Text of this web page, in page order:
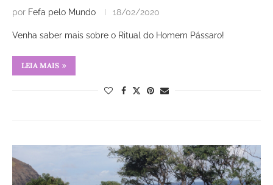
por Fefa pelo Mundo 18/02/2020
Venha saber mais sobre o Ritual do Homem Pássaro!
LEIA MAIS